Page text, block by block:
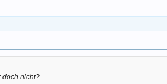
doch nicht?